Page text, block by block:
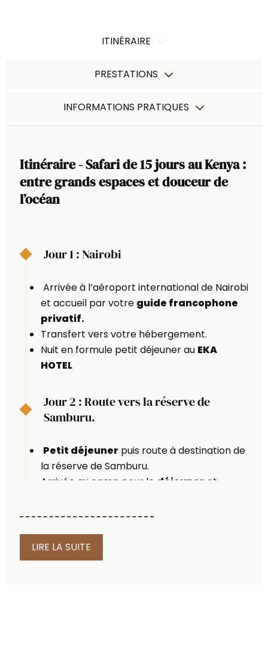
ITINÉRAIRE
PRESTATIONS
INFORMATIONS PRATIQUES
Itinéraire - Safari de 15 jours au Kenya :
entre grands espaces et douceur de
l’océan
Jour 1 : Nairobi
Arrivée à l’aéroport international de Nairobi
et accueil par votre guide francophone
privatif.
Transfert vers votre hébergement.
Nuit en formule petit déjeuner au EKA
HOTEL
Jour 2 : Route vers la réserve de
Samburu.
Petit déjeuner puis route à destination de
la réserve de Samburu.
Arrivée au camp pour le déjeuner et
Dîner et nuit au Ashil Samburu Camp.
Samburu, l’élégance sauvage du
LIRE LA SUITE